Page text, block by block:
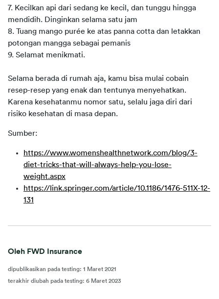
7. Kecilkan api dari sedang ke kecil, dan tunggu hingga
mendidih. Dinginkan selama satu jam
8. Tuang mango purée ke atas panna cotta dan letakkan
potongan mangga sebagai pemanis
9. Selamat menikmati.
Selama berada di rumah aja, kamu bisa mulai cobain
resep-resep yang enak dan tentunya menyehatkan.
Karena kesehatanmu nomor satu, selalu jaga diri dari
risiko kesehatan di masa depan.
Sumber:
https://www.womenshealthnetwork.com/blog/3-
diet-tricks-that-will-always-help-you-lose-
weight.aspx
https://link.springer.com/article/10.1186/1476-511X-12-
131
Oleh FWD Insurance
dipublikasikan pada testing: 1 Maret 2021
terakhir diubah pada testing: 6 Maret 2023